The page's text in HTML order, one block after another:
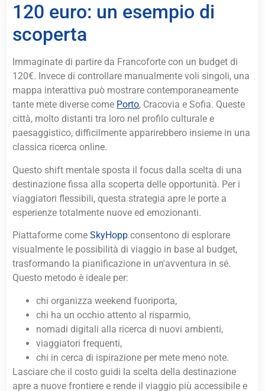
120 euro: un esempio di
scoperta
Immaginate di partire da Francoforte con un budget di
120€. Invece di controllare manualmente voli singoli, una
mappa interattiva può mostrare contemporaneamente
tante mete diverse come Porto, Cracovia e Sofia. Queste
città, molto distanti tra loro nel profilo culturale e
paesaggistico, difficilmente apparirebbero insieme in una
classica ricerca online.
Questo shift mentale sposta il focus dalla scelta di una
destinazione fissa alla scoperta delle opportunità. Per i
viaggiatori flessibili, questa strategia apre le porte a
esperienze totalmente nuove ed emozionanti.
Piattaforme comeSkyHopp consentono di esplorare
visualmente le possibilità di viaggio in base al budget,
trasformando la pianificazione in un'avventura in sé.
Questo metodo è ideale per:
chi organizza weekend fuoriporta,
chi ha un occhio attento al risparmio,
nomadi digitali alla ricerca di nuovi ambienti,
viaggiatori frequenti,
chi in cerca di ispirazione per mete meno note.
Lasciare che il costo guidi la scelta della destinazione
apre a nuove frontiere e rende il viaggio più accessibile e